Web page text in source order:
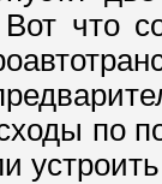
что
по